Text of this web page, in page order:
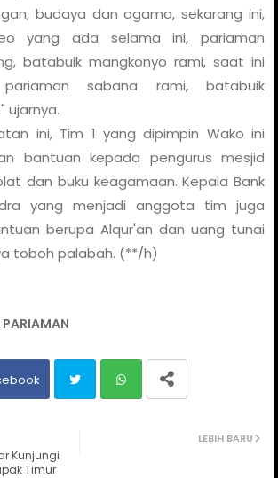
budaya dan agama, sekarang ini,
yang ada selama ini, pariaman
batabuik mangkonyo rami, saat ini
sabana rami, batabuik
ujarnya.
ini, Tim 1 yang dipimpin Wako ini
bantuan kepada pengurus mesjid
dan buku keagamaan. Kepala Bank
yang menjadi anggota tim juga
berupa Alqur'an dan uang tunai
toboh palabah. (**/h)
LEBIH BARU
Kunjungi
Timur